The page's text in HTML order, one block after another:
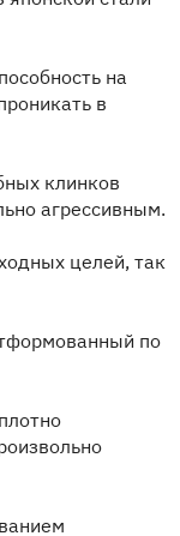
на
в
клинков
агрессивным.
целей, так
по